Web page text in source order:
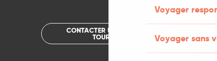
Voyager
Voyager sans
CONTACTER UN OFFICE DE
TOURISME